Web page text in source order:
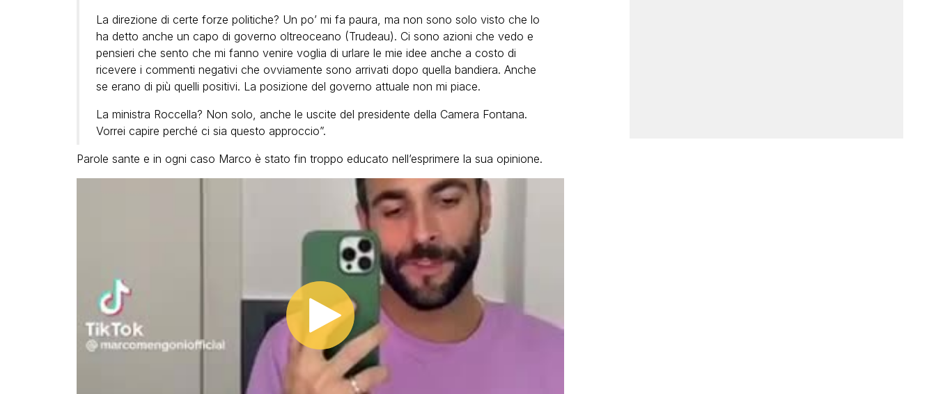
La direzione di certe forze politiche? Un po’ mi fa paura, ma non sono solo visto che lo
ha detto anche un capo di governo oltreoceano (Trudeau). Ci sono azioni che vedo e
pensieri che sento che mi fanno venire voglia di urlare le mie idee anche a costo di
ricevere i commenti negativi che ovviamente sono arrivati dopo quella bandiera. Anche
se erano di più quelli positivi. La posizione del governo attuale non mi piace.
La ministra Roccella? Non solo, anche le uscite del presidente della Camera Fontana.
Vorrei capire perché ci sia questo approccio”.
Parole sante e in ogni caso Marco è stato fin troppo educato nell’esprimere la sua opinione.